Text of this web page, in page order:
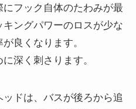
フック自体のたわみが最
ングパワーのロスが少な
良くなります。
深く刺さります。
ドは、バスが後ろから追